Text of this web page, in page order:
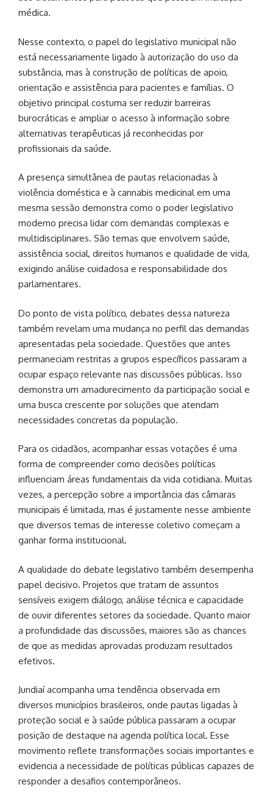
médica.
Nesse contexto, o papel do legislativo municipal não
está necessariamente ligado à autorização do uso da
substância, mas à construção de políticas de apoio,
orientação e assistência para pacientes e famílias. O
objetivo principal costuma ser reduzir barreiras
burocráticas e ampliar o acesso à informação sobre
alternativas terapêuticas já reconhecidas por
profissionais da saúde.
A presença simultânea de pautas relacionadas à
violência doméstica e à cannabis medicinal em uma
mesma sessão demonstra como o poder legislativo
moderno precisa lidar com demandas complexas e
multidisciplinares. São temas que envolvem saúde,
assistência social, direitos humanos e qualidade de vida,
exigindo análise cuidadosa e responsabilidade dos
parlamentares.
Do ponto de vista político, debates dessa natureza
também revelam uma mudança no perfil das demandas
apresentadas pela sociedade. Questões que antes
permaneciam restritas a grupos específicos passaram a
ocupar espaço relevante nas discussões públicas. Isso
demonstra um amadurecimento da participação social e
uma busca crescente por soluções que atendam
necessidades concretas da população.
Para os cidadãos, acompanhar essas votações é uma
forma de compreender como decisões políticas
influenciam áreas fundamentais da vida cotidiana. Muitas
vezes, a percepção sobre a importância das câmaras
municipais é limitada, mas é justamente nesse ambiente
que diversos temas de interesse coletivo começam a
ganhar forma institucional.
A qualidade do debate legislativo também desempenha
papel decisivo. Projetos que tratam de assuntos
sensíveis exigem diálogo, análise técnica e capacidade
de ouvir diferentes setores da sociedade. Quanto maior
a profundidade das discussões, maiores são as chances
de que as medidas aprovadas produzam resultados
efetivos.
Jundiaí acompanha uma tendência observada em
diversos municípios brasileiros, onde pautas ligadas à
proteção social e à saúde pública passaram a ocupar
posição de destaque na agenda política local. Esse
movimento reflete transformações sociais importantes e
evidencia a necessidade de políticas públicas capazes de
responder a desafios contemporâneos.